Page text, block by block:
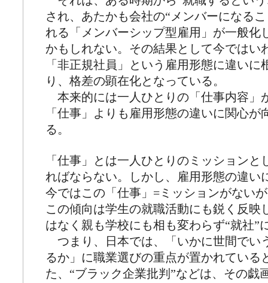
され、あたかも会社の“メンバーになる
れる「メンバーシップ型雇用」が一般化
かもしれない。その結果として今ではい
「非正規社員」という雇用形態に違いに
り、格差の顕在化となっている。
本来的には一人ひとりの「仕事内容」
「仕事」よりも雇用形態の違いに関心が
る。
「仕事」とは一人ひとりのミッションと
ればならない。しかし、雇用形態の違い
今ではこの「仕事」=ミッションがない
この傾向は学生の就職活動にも鋭く反映
はなく親も学校にも相も変わらず“就社”
つまり、日本では、「いかに世間でい
るか」に職業選びの重点が置かれている
た、“ブラック企業批判”などは、その戯